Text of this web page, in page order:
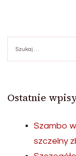
Ostatnie
Szambo
szczelny